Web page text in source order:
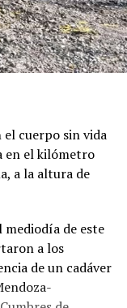
cuerpo sin vida
en el kilómetro
a la altura de
de este
a los
de un cadáver